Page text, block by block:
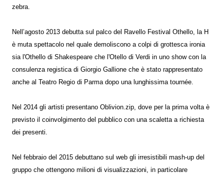
zebra.
Nell’agosto 2013 debutta sul palco del Ravello Festival Othello, la H
è muta spettacolo nel quale demoliscono a colpi di grottesca ironia
sia l'Othello di Shakespeare che l'Otello di Verdi in uno show con la
consulenza registica di Giorgio Gallione che è stato rappresentato
anche al Teatro Regio di Parma dopo una lunghissima tournée.
Nel 2014 gli artisti presentano Oblivion.zip, dove per la prima volta è
previsto il coinvolgimento del pubblico con una scaletta a richiesta
dei presenti.
Nel febbraio del 2015 debuttano sul web gli irresistibili mash-up del
gruppo che ottengono milioni di visualizzazioni, in particolare